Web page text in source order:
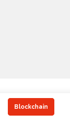
Blockchain